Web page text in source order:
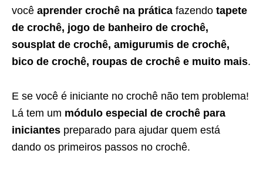
você aprender crochê na prática fazendo tapete
de crochê, jogo de banheiro de crochê,
sousplat de crochê, amigurumis de crochê,
bico de crochê, roupas de crochê e muito mais.
E se você é iniciante no crochê não tem problema!
Lá tem um módulo especial de crochê para
iniciantes preparado para ajudar quem está
dando os primeiros passos no crochê.